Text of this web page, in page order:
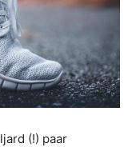
(!) paar